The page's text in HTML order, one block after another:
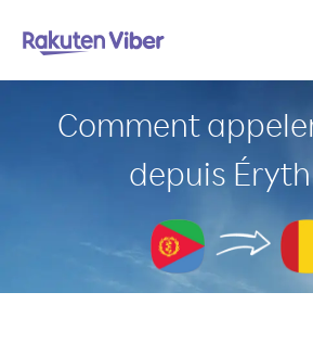
Comment
depuis